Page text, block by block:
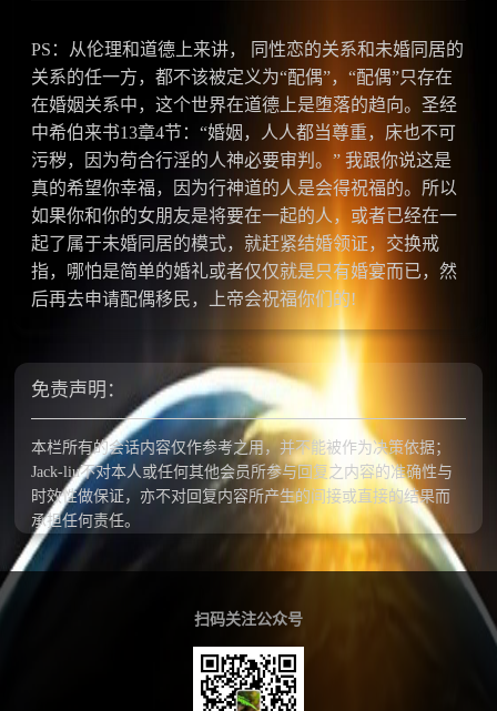
PS：从伦理和道德上来讲， 同性恋的关系和未婚同居的
关系的任一方，都不该被定义为“配偶”，“配偶”只存在
在婚姻关系中，这个世界在道德上是堕落的趋向。圣经
中希伯来书13章4节：“婚姻，人人都当尊重，床也不可
污秽，因为苟合行淫的人神必要审判。” 我跟你说这是
真的希望你幸福，因为行神道的人是会得祝福的。所以
如果你和你的女朋友是将要在一起的人，或者已经在一
起了属于未婚同居的模式，就赶紧结婚领证，交换戒
指，哪怕是简单的婚礼或者仅仅就是只有婚宴而已，然
后再去申请配偶移民，上帝会祝福你们的!
免责声明：
本栏所有的会话内容仅作参考之用，并不能被作为决策依据；
Jack-liu不对本人或任何其他会员所参与回复之内容的准确性与
时效性做保证，亦不对回复内容所产生的间接或直接的结果而
承担任何责任。
扫码关注公众号